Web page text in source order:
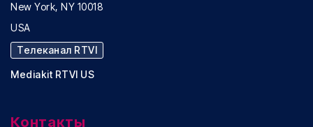
New York, NY 10018
USA
Телеканал RTVI
Mediakit RTVI US
Контакты